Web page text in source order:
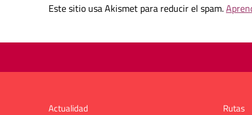
Este sitio usa Akismet para reducir el spam.
Actualidad
Rutas